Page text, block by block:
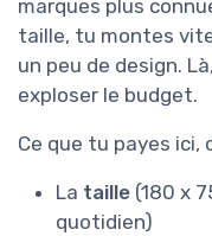
marques plus
taille, tu montes
un peu de design.
exploser le budget.
Ce que tu payes ici,
La taille (180 x
quotidien)